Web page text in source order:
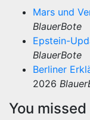
Mars und
BlauerBote
Epstein-
BlauerBote
Berliner
2026
You missed